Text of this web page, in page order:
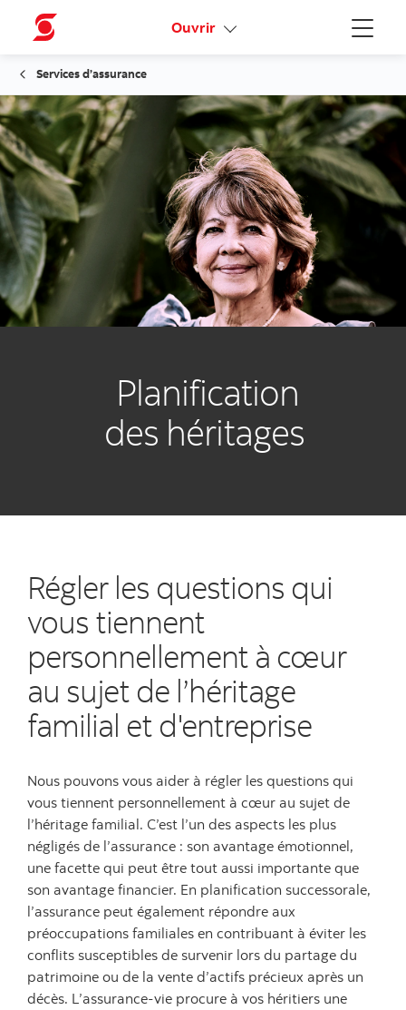
Menu
Ouvrir Activez votre accès en ligne
Services d’assurance
Planification
des héritages
Régler les questions qui
vous tiennent
personnellement à cœur
au sujet de l’héritage
familial et d'entreprise
Nous pouvons vous aider à régler les questions qui
vous tiennent personnellement à cœur au sujet de
l’héritage familial. C’est l’un des aspects les plus
négligés de l’assurance : son avantage émotionnel,
une facette qui peut être tout aussi importante que
son avantage financier. En planification successorale,
l’assurance peut également répondre aux
préoccupations familiales en contribuant à éviter les
conflits susceptibles de survenir lors du partage du
patrimoine ou de la vente d’actifs précieux après un
décès. L’assurance-vie procure à vos héritiers une